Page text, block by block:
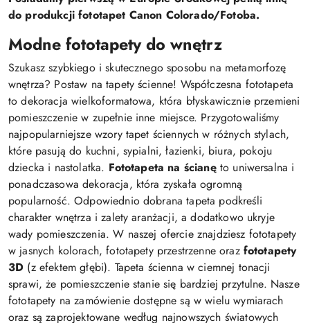
do produkcji fototapet Canon Colorado/Fotoba.
Modne fototapety do wnętrz
Szukasz szybkiego i skutecznego sposobu na metamorfozę
wnętrza? Postaw na tapety ścienne! Współczesna fototapeta
to dekoracja wielkoformatowa, która błyskawicznie przemieni
pomieszczenie w zupełnie inne miejsce. Przygotowaliśmy
najpopularniejsze wzory tapet ściennych w różnych stylach,
które pasują do kuchni, sypialni, łazienki, biura, pokoju
dziecka i nastolatka. Fototapeta na ścianęto uniwersalna i
ponadczasowa dekoracja, która zyskała ogromną
popularność. Odpowiednio dobrana tapeta podkreśli
charakter wnętrza i zalety aranżacji, a dodatkowo ukryje
wady pomieszczenia. W naszej ofercie znajdziesz fototapety
w jasnych kolorach, fototapety przestrzenne oraz fototapety
3D (z efektem głębi). Tapeta ścienna w ciemnej tonacji
sprawi, że pomieszczenie stanie się bardziej przytulne. Nasze
fototapety na zamówienie dostępne są w wielu wymiarach
oraz są zaprojektowane według najnowszych światowych